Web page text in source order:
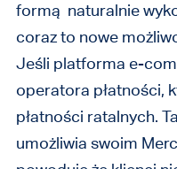
formą naturalnie
coraz to nowe
Jeśli platforma e-
operatora płatności,
płatności ratalnych.
umożliwia swoim